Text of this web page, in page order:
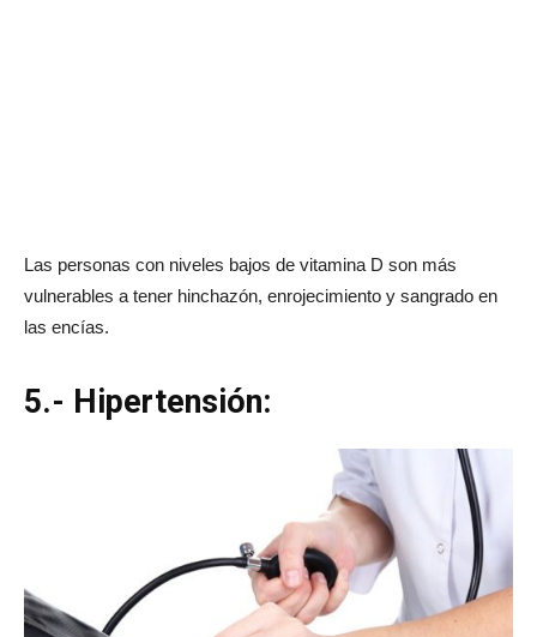
Las personas con niveles bajos de vitamina D son más
vulnerables a tener hinchazón, enrojecimiento y sangrado en
las encías.
5.- Hipertensión: